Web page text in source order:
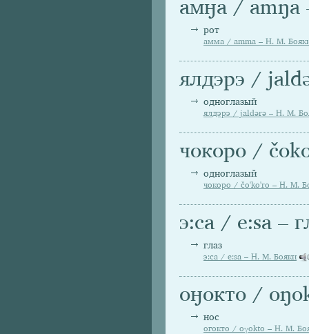
амӈа / amŋa
рот
амма / amma – Н. М.
ялдэрэ /
одноглазый
ялдэрэ / jaldәrә – Н. М.
чокоро /
одноглазый
чокоро / čo'ko'ro – Н. М.
э:са / e:sa –
глаз
э:са / e:sa – Н. М. Бояки
оӈокто /
нос
огокто / oγokto – Н. М.